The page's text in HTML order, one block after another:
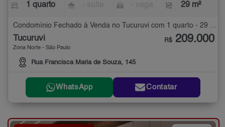
1 quarto 29 m²
Tucuruvi
Zona Norte - São Paulo
Rua Francisca Maria de Souza, 145
R$ 209.000
WhatsApp Contatar